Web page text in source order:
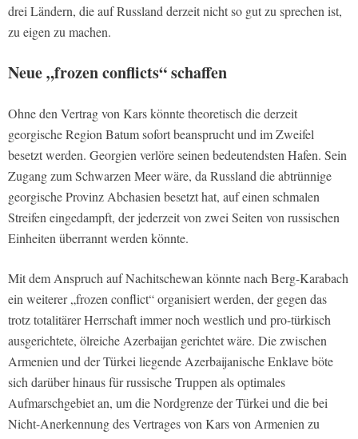
drei Ländern, die auf Russland derzeit nicht so gut zu sprechen ist,
zu eigen zu machen.
Neue „frozen conflicts“ schaffen
Ohne den Vertrag von Kars könnte theoretisch die derzeit
georgische Region Batum sofort beansprucht und im Zweifel
besetzt werden. Georgien verlöre seinen bedeutendsten Hafen. Sein
Zugang zum Schwarzen Meer wäre, da Russland die abtrünnige
georgische Provinz Abchasien besetzt hat, auf einen schmalen
Streifen eingedampft, der jederzeit von zwei Seiten von russischen
Einheiten überrannt werden könnte.
Mit dem Anspruch auf Nachitschewan könnte nach Berg-Karabach
ein weiterer „frozen conflict“ organisiert werden, der gegen das
trotz totalitärer Herrschaft immer noch westlich und pro-türkisch
ausgerichtete, ölreiche Azerbaijan gerichtet wäre. Die zwischen
Armenien und der Türkei liegende Azerbaijanische Enklave böte
sich darüber hinaus für russische Truppen als optimales
Aufmarschgebiet an, um die Nordgrenze der Türkei und die bei
Nicht-Anerkennung des Vertrages von Kars von Armenien zu